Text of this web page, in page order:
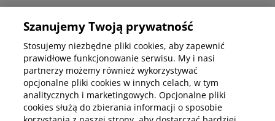
Informacje korporacyjne
Kup abonamenty online
Kup online
Szanujemy Twoją prywatność
Stosujemy niezbędne pliki cookies, aby zapewnić
prawidłowe funkcjonowanie serwisu. My i nasi
partnerzy możemy również wykorzystywać
opcjonalne pliki cookies w innych celach, w tym
analitycznych i marketingowych. Opcjonalne pliki
cookies służą do zbierania informacji o sposobie